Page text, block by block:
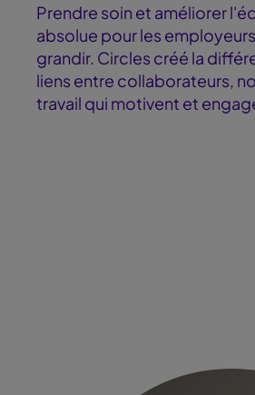
Prendre soin et améliorer
absolue pour les
grandir. Circles créé la
liens entre collaborateurs,
travail qui motivent et